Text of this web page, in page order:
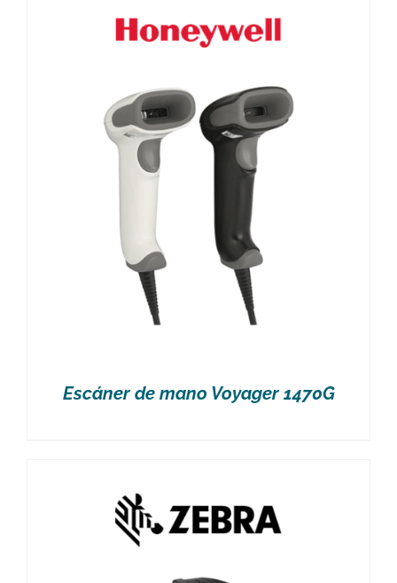
Escáner de mano Voyager 1470G